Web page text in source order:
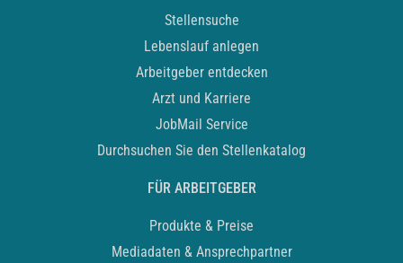
Stellensuche
Lebenslauf anlegen
Arbeitgeber entdecken
Arzt und Karriere
JobMail Service
Durchsuchen Sie den Stellenkatalog
FÜR ARBEITGEBER
Produkte & Preise
Mediadaten & Ansprechpartner